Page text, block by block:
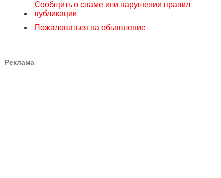
Сообщить о спаме или нарушении правил
публикации
Пожаловаться на объявление
Реклама